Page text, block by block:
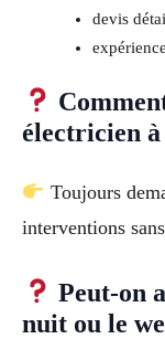
devis
expérience
électricien
Toujours
interventions
Peut-on
nuit ou le